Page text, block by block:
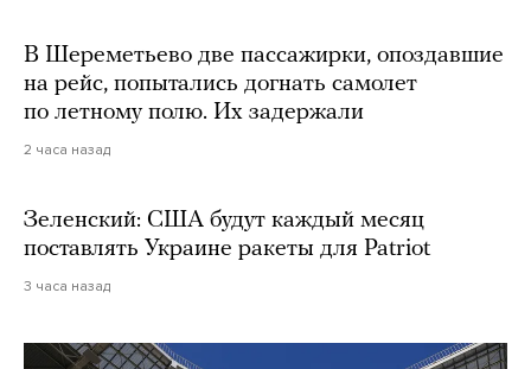
В Шереметьево две пассажирки, опоздавшие
на рейс, попытались догнать самолет
по летному полю. Их задержали
2 часа назад
Зеленский: США будут каждый месяц
поставлять Украине ракеты для Patriot
3 часа назад